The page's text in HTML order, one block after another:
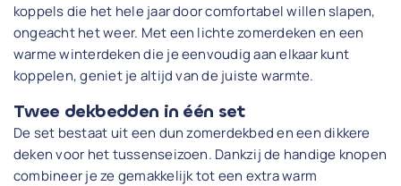
koppels die het hele jaar door comfortabel willen slapen,
ongeacht het weer. Met een lichte zomerdeken en een
warme winterdeken die je eenvoudig aan elkaar kunt
koppelen, geniet je altijd van de juiste warmte.
Twee dekbedden in één set
De set bestaat uit een dun zomerdekbed en een dikkere
deken voor het tussenseizoen. Dankzij de handige knopen
combineer je ze gemakkelijk tot een extra warm